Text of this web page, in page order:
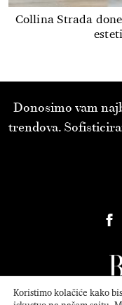
Collina Strada
Donosimo vam
trendova.
Koristimo kolačiće kako